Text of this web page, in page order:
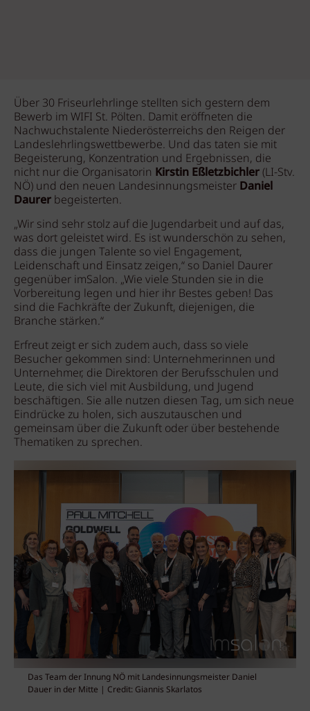
Über 30 Friseurlehrlinge stellten sich gestern dem
Bewerb im WIFI St. Pölten. Damit eröffneten die
Nachwuchstalente Niederösterreichs den Reigen der
Landeslehrlingswettbewerbe. Und das taten sie mit
Begeisterung, Konzentration und Ergebnissen, die
nicht nur die Organisatorin Kirstin Eßletzbichler(LI-Stv.
NÖ) und den neuen Landesinnungsmeister Daniel
Daurer begeisterten.
„Wir sind sehr stolz auf die Jugendarbeit und auf das,
was dort geleistet wird. Es ist wunderschön zu sehen,
dass die jungen Talente so viel Engagement,
Leidenschaft und Einsatz zeigen,“ so Daniel Daurer
gegenüber imSalon. „Wie viele Stunden sie in die
Vorbereitung legen und hier ihr Bestes geben! Das
sind die Fachkräfte der Zukunft, diejenigen, die
Branche stärken.“
Erfreut zeigt er sich zudem auch, dass so viele
Besucher gekommen sind: Unternehmerinnen und
Unternehmer, die Direktoren der Berufsschulen und
Leute, die sich viel mit Ausbildung, und Jugend
beschäftigen. Sie alle nutzen diesen Tag, um sich neue
Eindrücke zu holen, sich auszutauschen und
gemeinsam über die Zukunft oder über bestehende
Thematiken zu sprechen.
Das Team der Innung NÖ mit Landesinnungsmeister Daniel
Dauer in der Mitte | Credit: Giannis Skarlatos